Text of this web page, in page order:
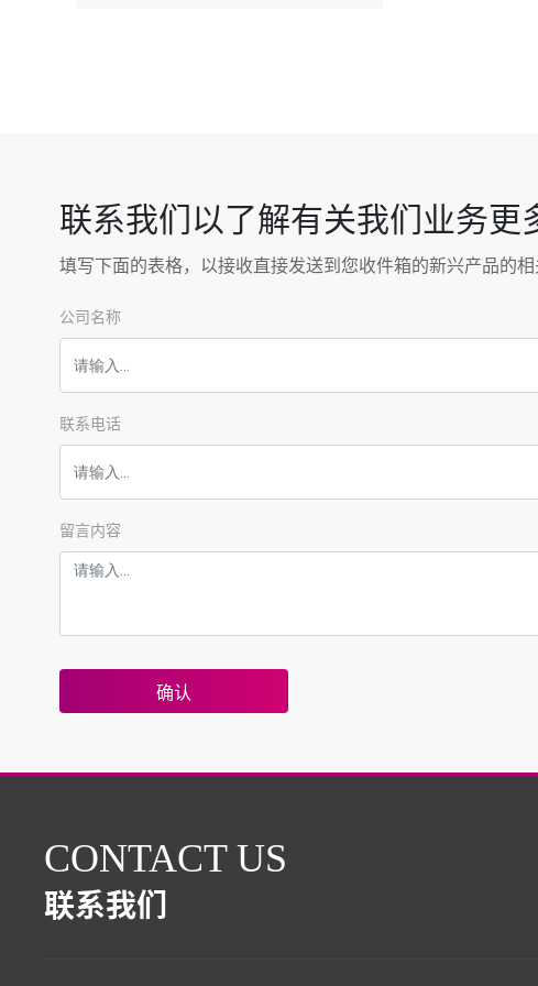
联系我们以了解有关我们业务更
填写下面的表格，以接收直接发送到您收件箱的新兴产品的
公司名称
联系电话
留言内容
确认
CONTACT US
联系我们